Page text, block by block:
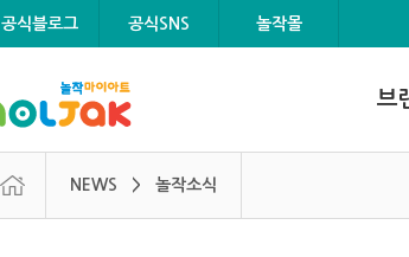
공식블로그 공식SNS 놀작몰
브
NEWS > 놀작소식